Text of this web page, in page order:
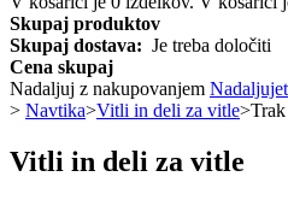
Skupaj produktov
Skupaj dostava: Je treba določiti
Cena skupaj
Nadaljuj z nakupovanjem
> Navtika>Vitli in deli za vitle>
Vitli in deli za vitle